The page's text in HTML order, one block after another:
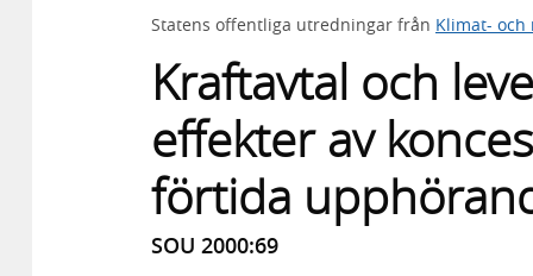
Statens offentliga utredningar från Klimat-
Kraftavtal och
effekter av
förtida
SOU 2000:69